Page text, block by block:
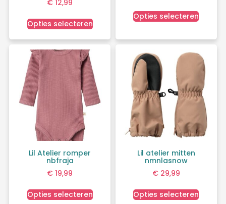
€ 12,99
Opties selecteren
Opties selecteren
Lil Atelier romper
nbfraja
€ 19,99
Opties selecteren
Lil atelier mitten
nmnlasnow
€29,99
Opties selecteren